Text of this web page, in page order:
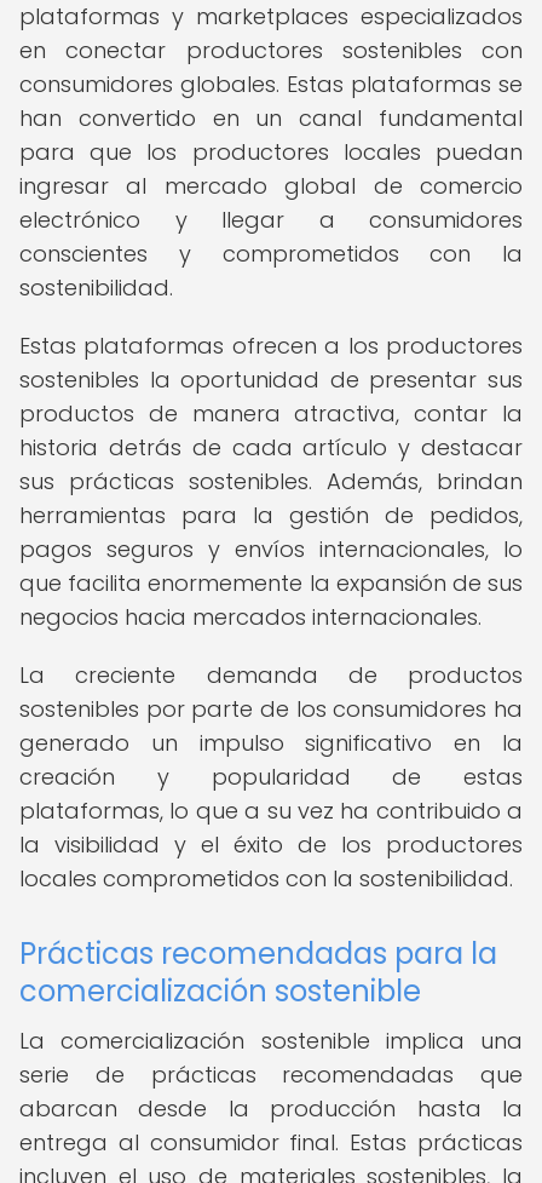
plataformas y marketplaces especializados
en conectar productores sostenibles con
consumidores globales. Estas plataformas se
han convertido en un canal fundamental
para que los productores locales puedan
ingresar al mercado global de comercio
electrónico y llegar a consumidores
conscientes y comprometidos con la
sostenibilidad.
Estas plataformas ofrecen a los productores
sostenibles la oportunidad de presentar sus
productos de manera atractiva, contar la
historia detrás de cada artículo y destacar
sus prácticas sostenibles. Además, brindan
herramientas para la gestión de pedidos,
pagos seguros y envíos internacionales, lo
que facilita enormemente la expansión de sus
negocios hacia mercados internacionales.
La creciente demanda de productos
sostenibles por parte de los consumidores ha
generado un impulso significativo en la
creación y popularidad de estas
plataformas, lo que a su vez ha contribuido a
la visibilidad y el éxito de los productores
locales comprometidos con la sostenibilidad.
Prácticas recomendadas para la
comercialización sostenible
La comercialización sostenible implica una
serie de prácticas recomendadas que
abarcan desde la producción hasta la
entrega al consumidor final. Estas prácticas
incluyen el uso de materiales sostenibles, la